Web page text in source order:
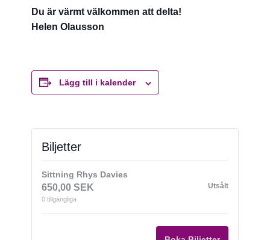
Du är värmt välkommen att delta!
Helen Olausson
Lägg till i kalender
Biljetter
Sittning Rhys Davies
650,00 SEK
0 tillgängliga
Utsålt